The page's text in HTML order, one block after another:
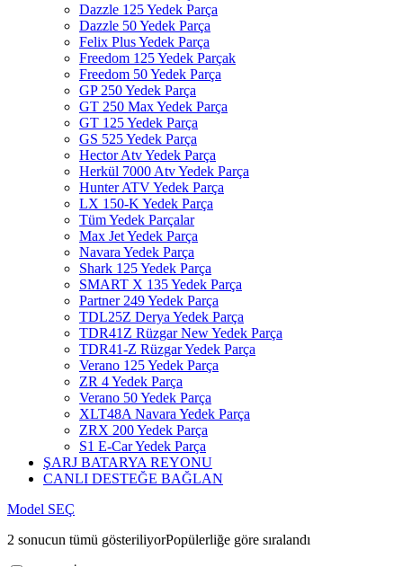
Dazzle 125 Yedek Parça
Dazzle 50 Yedek Parça
Felix Plus Yedek Parça
Freedom 125 Yedek Parçak
Freedom 50 Yedek Parça
GP 250 Yedek Parça
GT 250 Max Yedek Parça
GT 125 Yedek Parça
GS 525 Yedek Parça
Hector Atv Yedek Parça
Herkül 7000 Atv Yedek Parça
Hunter ATV Yedek Parça
LX 150-K Yedek Parça
Tüm Yedek Parçalar
Max Jet Yedek Parça
Navara Yedek Parça
Shark 125 Yedek Parça
SMART X 135 Yedek Parça
Partner 249 Yedek Parça
TDL25Z Derya Yedek Parça
TDR41Z Rüzgar New Yedek Parça
TDR41-Z Rüzgar Yedek Parça
Verano 125 Yedek Parça
ZR 4 Yedek Parça
Verano 50 Yedek Parça
XLT48A Navara Yedek Parça
ZRX 200 Yedek Parça
S1 E-Car Yedek Parça
ŞARJ BATARYA REYONU
CANLI DESTEĞE BAĞLAN
Model SEÇ
2 sonucun tümü gösteriliyorPopülerliğe göre sıralandı